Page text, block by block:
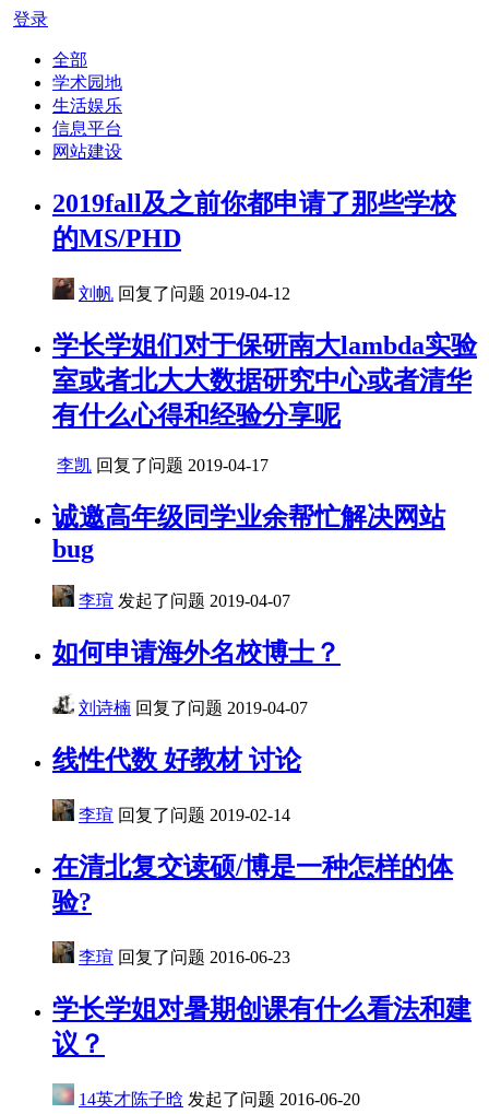
登录
全部
学术园地
生活娱乐
信息平台
网站建设
2019fall及之前你都申请了那些学校
的MS/PHD
刘帆 回复了问题 2019-04-12
学长学姐们对于保研南大lambda实验
室或者北大大数据研究中心或者清华
有什么心得和经验分享呢
李凯 回复了问题 2019-04-17
诚邀高年级同学业余帮忙解决网站
bug
李瑄 发起了问题 2019-04-07
如何申请海外名校博士？
刘诗楠 回复了问题 2019-04-07
线性代数 好教材 讨论
李瑄 回复了问题 2019-02-14
在清北复交读硕/博是一种怎样的体
验?
李瑄 回复了问题 2016-06-23
学长学姐对暑期创课有什么看法和建
议？
14英才陈子晗 发起了问题 2016-06-20